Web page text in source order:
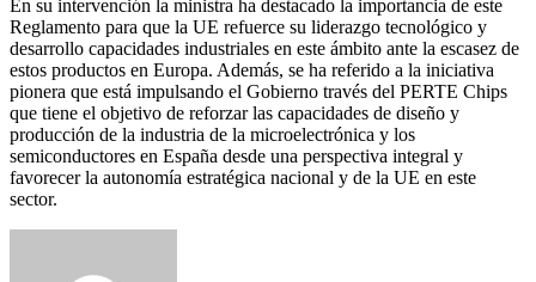
En su intervención la ministra ha destacado la importancia de este
Reglamento para que la UE refuerce su liderazgo tecnológico y
desarrollo capacidades industriales en este ámbito ante la escasez de
estos productos en Europa. Además, se ha referido a la iniciativa
pionera que está impulsando el Gobierno través del PERTE Chips
que tiene el objetivo de reforzar las capacidades de diseño y
producción de la industria de la microelectrónica y los
semiconductores en España desde una perspectiva integral y
favorecer la autonomía estratégica nacional y de la UE en este
sector.